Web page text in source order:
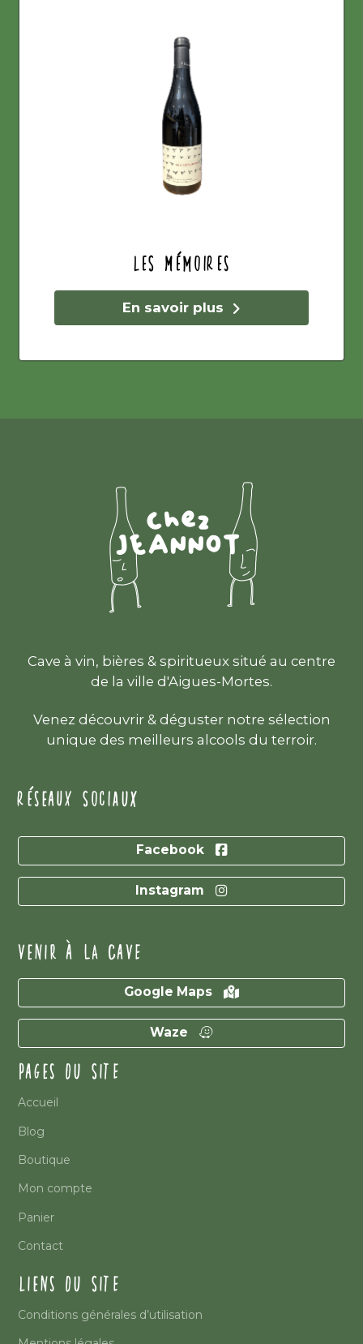
Les Mémoires
En savoir plus
Cave à vin, bières & spiritueux situé au centre
de la ville d'Aigues-Mortes.
Venez découvrir & déguster notre sélection
unique des meilleurs alcools du terroir.
RÉSEAUX SOCIAUX
Facebook
Instagram
VENIR À LA CAVE
Google Maps
Waze
PAGES DU SITE
Accueil
Blog
Boutique
Mon compte
Panier
Contact
LIENS DU SITE
Conditions générales d’utilisation